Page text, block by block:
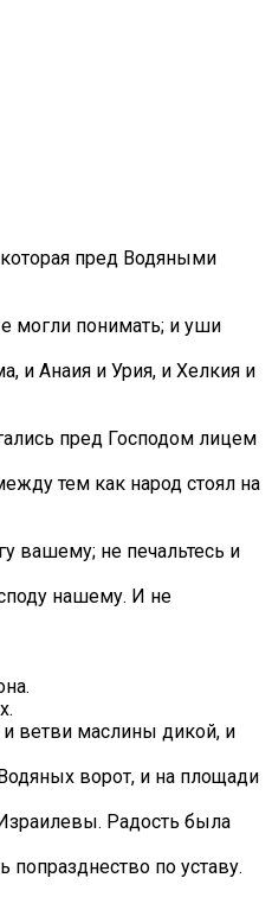
пред Водяными
могли понимать; и уши
и Анаия и Урия, и Хелкия и
пред Господом лицем
тем как народ стоял на
вашему; не печальтесь и
нашему. И не
ветви маслины дикой, и
ворот, и на площади
Радость была
по уставу.